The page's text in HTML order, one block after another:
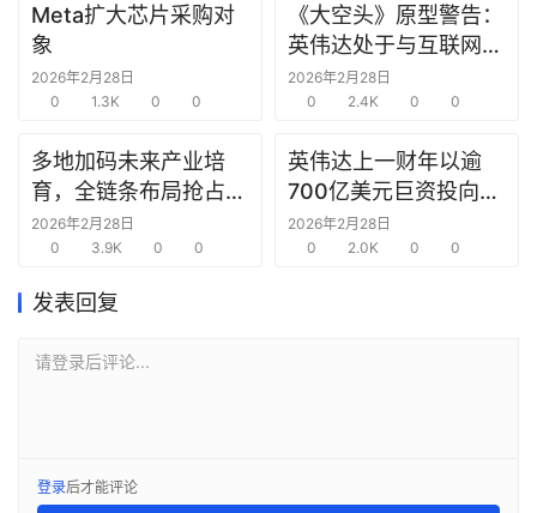
告
之
窗
链
圈
Meta扩大芯片采购对
象
2026年2月28日
0
1.3K 0 0
《大空头》原型警告：
英伟达处于与互联网泡
沫时期思科同样的“危
险境地”
2026年2月28日
0
2.4K 0 0
多地加码未来产业培
育，全链条布局抢占新
赛道先机
2026年2月28日
0
3.9K 0 0
英伟达上一财年以逾
700亿美元巨资投向合
作方，竭力巩固AI芯片
需求
2026年2月28日
0
2.0K 0 0
发表回复
请登录后评论...
登录后才能评论